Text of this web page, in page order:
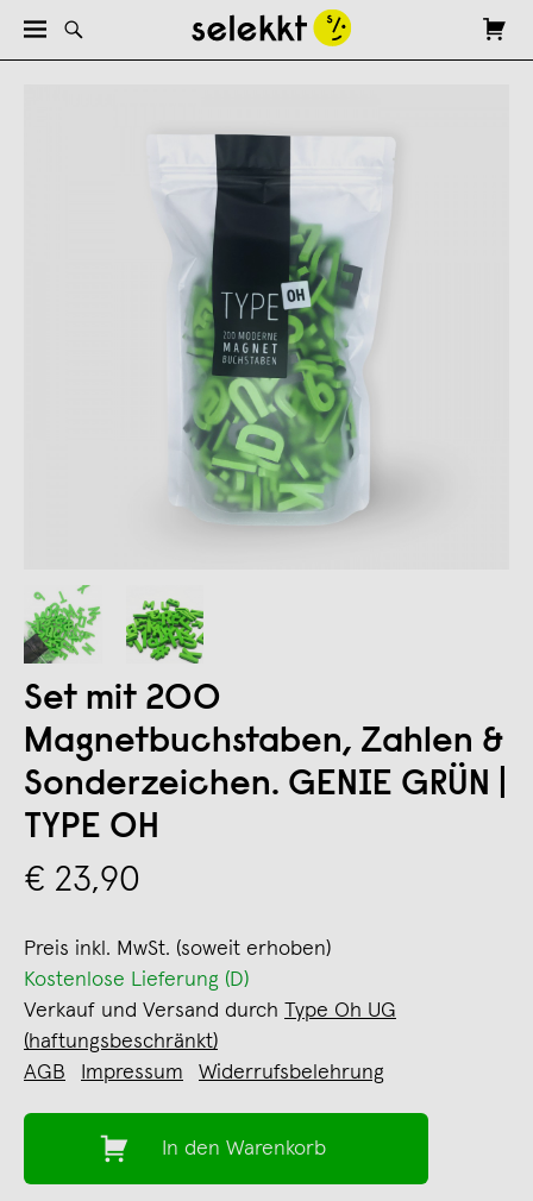
Set mit 200
Magnetbuchstaben, Zahlen &
Sonderzeichen. GENIE GRÜN |
TYPE OH
€ 23,90
Preis inkl. MwSt. (soweit erhoben)
Kostenlose Lieferung (D)
Verkauf und Versand durch Type Oh UG
(haftungsbeschränkt)
AGB
Impressum Widerrufsbelehrung
In den Warenkorb